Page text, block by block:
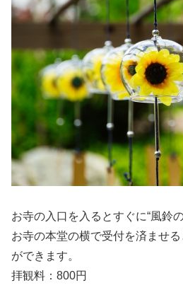
お寺の入口を入るとすぐに“風鈴
お寺の本堂の横で受付を済ませ
ができます。
拝観料：800円